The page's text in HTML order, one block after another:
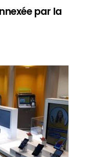
par la